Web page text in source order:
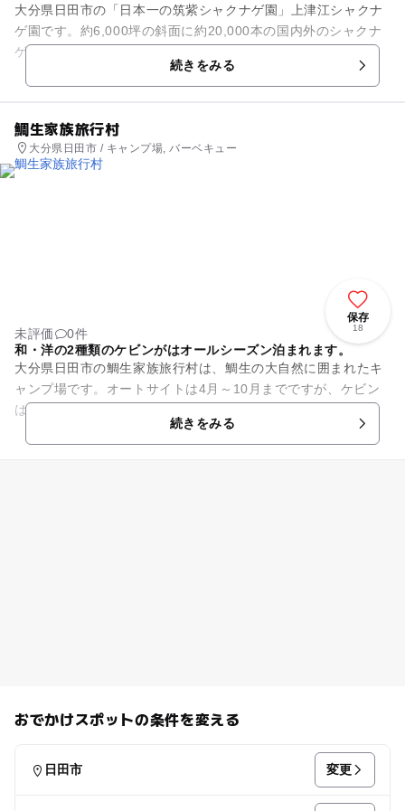
大分県日田市の「日本一の筑紫シャクナゲ園」上津江シャクナ
ゲ園です。約6,000坪の斜面に約20,000本の国内外のシャクナ
ゲ、ツツジ3,000本が咲きほころびます。上手な育て方を教え
続きをみる
鯛生家族旅行村
大分県日田市 / キャンプ場, バーベキュー
保存
18
未評価
0件
和・洋の2種類のケビンがはオールシーズン泊まれます。
大分県日田市の鯛生家族旅行村は、鯛生の大自然に囲まれたキ
ャンプ場です。オートサイトは4月～10月までですが、ケビン
は1年通して利用可能です。ケビンには生活に必要な設備が備
わっているので、手軽にキ...続きをみる
おでかけスポットの条件を変える
日田市 変更